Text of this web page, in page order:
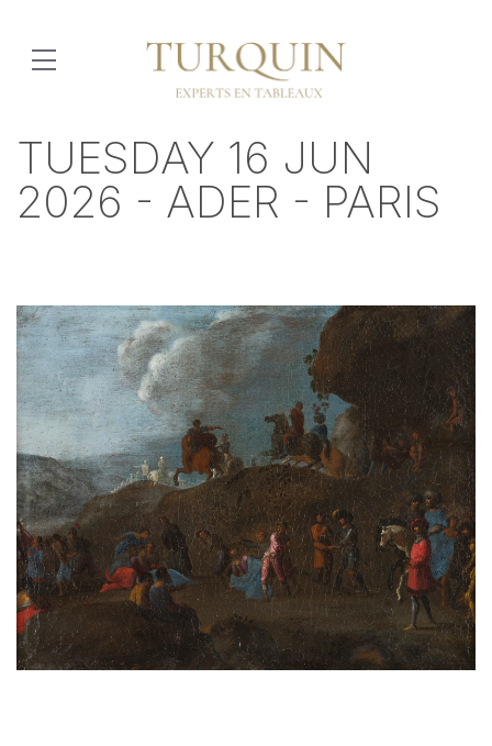
TUESDAY 16 JUN
2026 - ADER - PARIS